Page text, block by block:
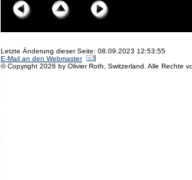
Letzte Änderung dieser Seite: 08.09.2023 12:53:55
E-Mail an den Webmaster
© Copyright 2026 by Olivier Roth, Switzerland. Alle Rechte